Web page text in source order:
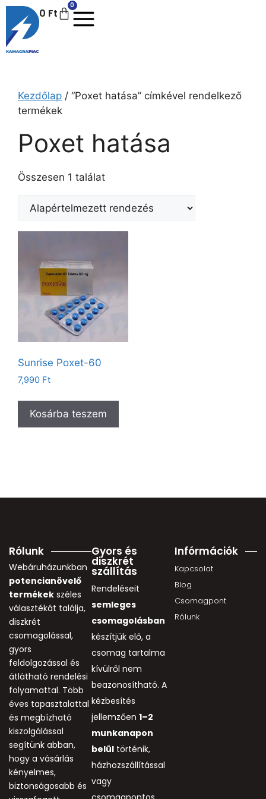
0 Ft
0
Kezdőlap / “Poxet hatása” címkével rendelkező
termékek
Poxet hatása
Összesen 1 találat
Sunrise Poxet-60
7,990 Ft
Kosárba teszem
Rólunk
Webáruházunkban
potencianövelő
termékek széles
választékát találja,
diszkrét
csomagolással,
gyors
feldolgozással és
átlátható rendelési
folyamattal. Több
éves tapasztalattal
és megbízható
kiszolgálással
segítünk abban,
hogy a vásárlás
kényelmes,
biztonságosabb és
Gyors és
diszkrét
szállítás
Rendeléseit
semleges
csomagolásban
készítjük elő, a
csomag tartalma
kívülről nem
beazonosítható. A
kézbesítés
jellemzően1–2
munkanapon
belül történik,
házhozszállítással
vagy
Infórmációk
Kapcsolat
Blog
Csomagpont
Rólunk